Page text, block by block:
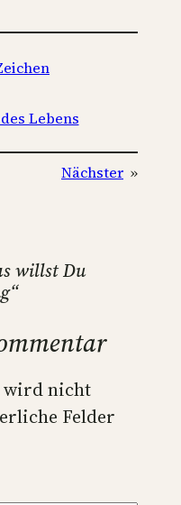
Lebens
Nächster »
willst Du
wird nicht
Felder